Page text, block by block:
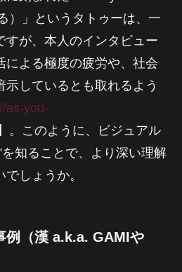
）」というタトゥーは、一
すが、本人のインタビュー
による極度の疲労や、社会
示しているとも取れるよう
as-you-
。このように、ビジュアル
を知ることで、より深い理解
しょうか。
例（漢 a.k.a. GAMIや